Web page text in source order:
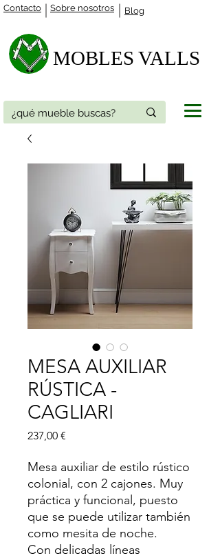
Contacto Blog
Sobre nosotros
MOBLES VALLS​
MESA AUXILIAR
RÚSTICA -
CAGLIARI
237,00 €
Mesa auxiliar de estilo rústico
colonial, con 2 cajones. Muy
práctica y funcional, puesto
que se puede utilizar también
como mesita de noche.
Con delicadas líneas